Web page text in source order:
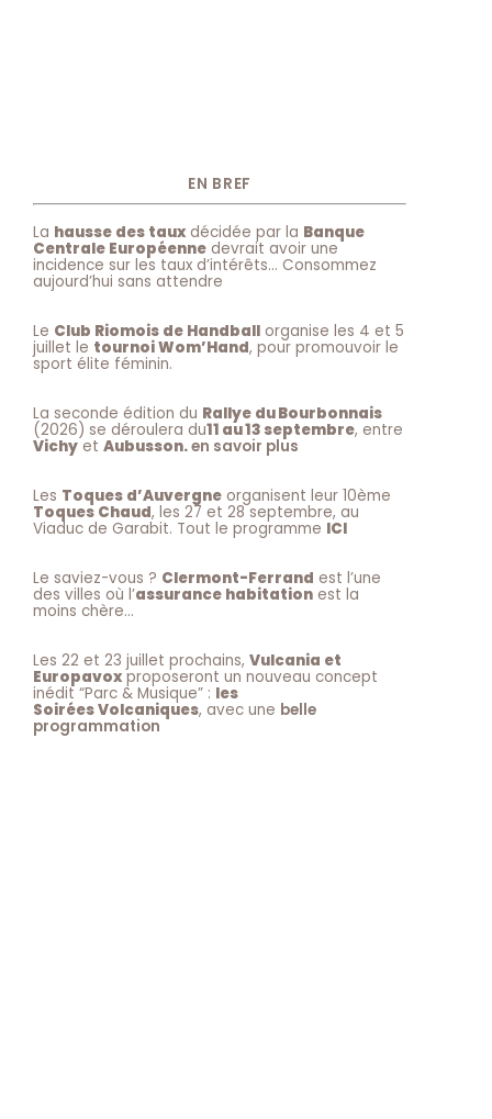
EN BREF
La hausse des taux décidée par la Banque
Centrale Européenne devrait avoir une
incidence sur les taux d’intérêts… Consommez
aujourd’hui sans attendre
Le Club Riomois de Handball organise les 4 et 5
juillet le tournoi Wom’Hand, pour promouvoir le
sport élite féminin.
La seconde édition du Rallye du Bourbonnais
(2026) se déroulera du11 au 13 septembre, entre
Vichy et Aubusson.en savoir plus
Les Toques d’Auvergne organisent leur 10ème
Toques Chaud, les 27 et 28 septembre, au
Viaduc de Garabit. Tout le programme ICI
Le saviez-vous ? Clermont-Ferrand est l’une
des villes où l’assurance habitation est la
moins chère…
Les 22 et 23 juillet prochains, Vulcania et
Europavoxproposeront un nouveau concept
inédit “Parc & Musique” : les
Soirées Volcaniques, avec une belle
programmation